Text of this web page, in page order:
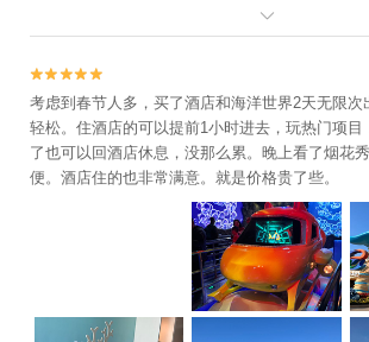
非常惊艳。 退房后小怡给我打电话，关心了我的
问题真的非常暖心，非常满意小怡的贴心服务。



考虑到春节人多，买了酒店和海洋世界2天无限次
轻松。住酒店的可以提前1小时进去，玩热门项目
了也可以回酒店休息，没那么累。晚上看了烟花
便。酒店住的也非常满意。就是价格贵了些。